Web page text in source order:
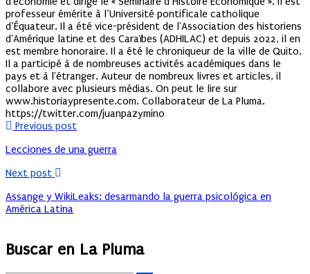
professeur émérite à l’Université pontificale catholique
d’Équateur. Il a été vice-président de l'Association des historiens
d'Amérique latine et des Caraïbes (ADHILAC) et depuis 2022, il en
est membre honoraire. Il a été le chroniqueur de la ville de Quito.
Il a participé à de nombreuses activités académiques dans le
pays et à l'étranger. Auteur de nombreux livres et articles, il
collabore avec plusieurs médias. On peut le lire sur
www.historiaypresente.com. Collaborateur de La Pluma.
https://twitter.com/juanpazymino
Previous post
Lecciones de una guerra
Next post
Assange y WikiLeaks: desarmando la guerra psicológica en
América Latina
Buscar en La Pluma